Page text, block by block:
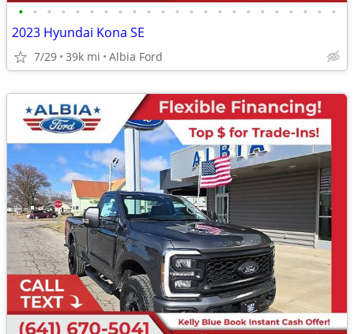
• • • • • • • • • • • • • • • • • • • • • • •
2023 Hyundai Kona SE
7/29 39k mi Albia Ford